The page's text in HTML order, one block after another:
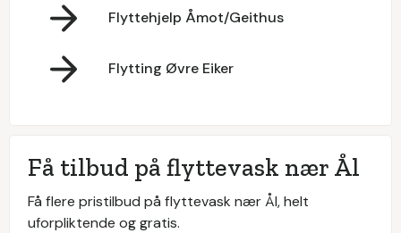
Flyttehjelp Åmot/Geithus
Flytting Øvre Eiker
Få tilbud på flyttevask nær Ål
Få flere pristilbud på flyttevask nær Ål, helt
uforpliktende og gratis.